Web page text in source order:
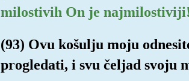
milostivih On je
(93) Ovu košulju moju
progledati, i svu čeljad svoju